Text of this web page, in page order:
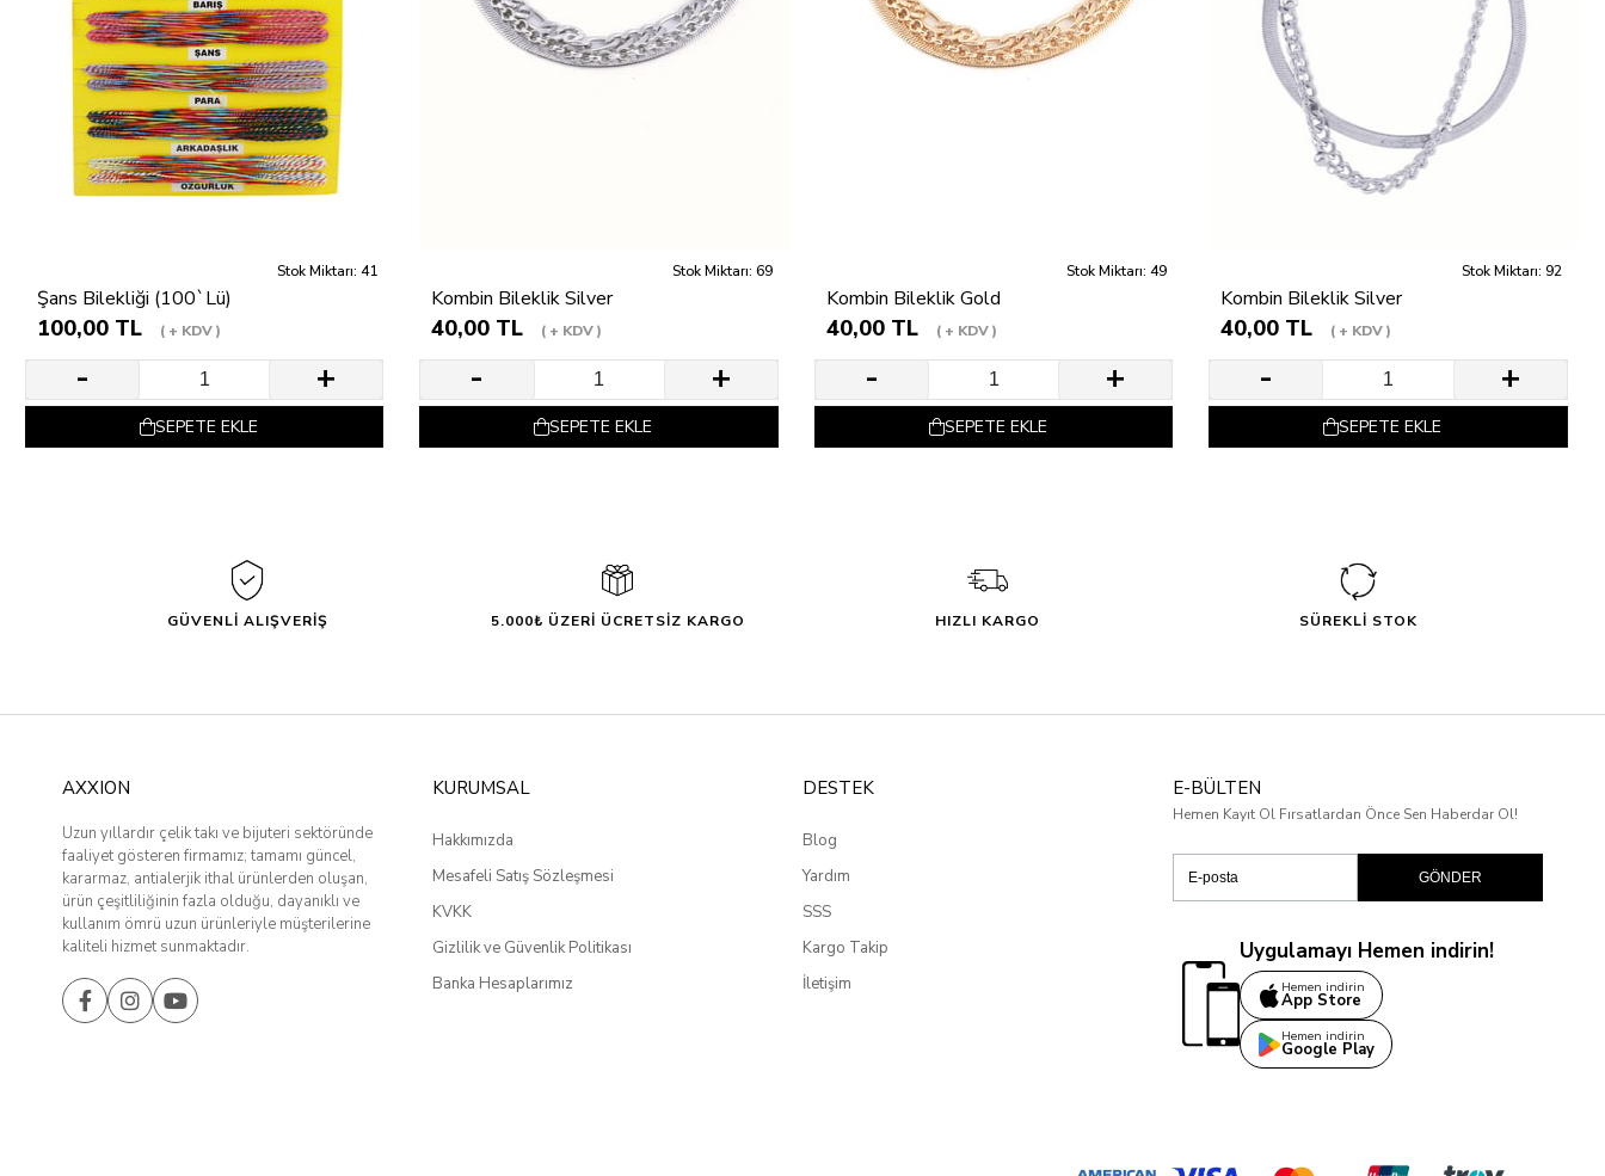
Stok Miktarı: 41
Şans Bilekliği (100`Lü)
100,00 TL + KDV
SEPETE EKLE
Stok Miktarı: 69
Kombin Bileklik Silver
40,00 TL + KDV
SEPETE EKLE
Stok Miktarı: 49
Kombin Bileklik Gold
40,00 TL + KDV
SEPETE EKLE
Stok Miktarı: 92
Kombin Bileklik Silver
40,00 TL + KDV
SEPETE EKLE
GÜVENLİ ALIŞVERİŞ 5.000₺ ÜZERİ ÜCRETSİZ KARGO HIZLI KARGO SÜREKLİ STOK
AXXION
Uzun yıllardır çelik takı ve bijuteri sektöründe
faaliyet gösteren firmamız; tamamı güncel,
kararmaz, antialerjik ithal ürünlerden oluşan,
ürün çeşitliliğinin fazla olduğu, dayanıklı ve
kullanım ömrü uzun ürünleriyle müşterilerine
kaliteli hizmet sunmaktadır.
KURUMSAL
Hakkımızda
Mesafeli Satış Sözleşmesi
KVKK
Gizlilik ve Güvenlik Politikası
Banka Hesaplarımız
DESTEK
Blog
Yardım
SSS
Kargo Takip
İletişim
E-BÜLTEN
Hemen Kayıt Ol Fırsatlardan Önce Sen Haberdar Ol!
GÖNDER
Uygulamayı Hemen indirin!
Hemen indirin
App Store
Hemen indirin
Google Play